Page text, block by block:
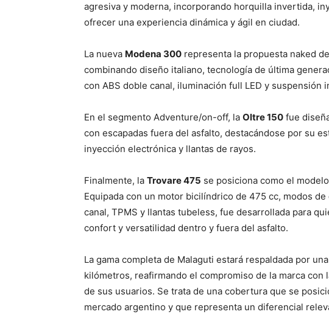
agresiva y moderna, incorporando horquilla invertida,
ofrecer una experiencia dinámica y ágil en ciudad.
La nueva Modena 300 representa la propuesta naked
combinando diseño italiano, tecnología de última
con ABS doble canal, iluminación full LED y suspensión
En el segmento Adventure/on-off, la Oltre 150 fue
con escapadas fuera del asfalto, destacándose por su
inyección electrónica y llantas de rayos.
Finalmente, la Trovare 475 se posiciona como el
Equipada con un motor bicilíndrico de 475 cc, modos
canal, TPMS y llantas tubeless, fue desarrollada para
confort y versatilidad dentro y fuera del asfalto.
La gama completa de Malaguti estará respaldada por
kilómetros, reafirmando el compromiso de la marca con
de sus usuarios. Se trata de una cobertura que se
mercado argentino y que representa un diferencial